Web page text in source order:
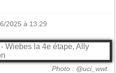
2025 à 13:29
Photo : @uci_wwt